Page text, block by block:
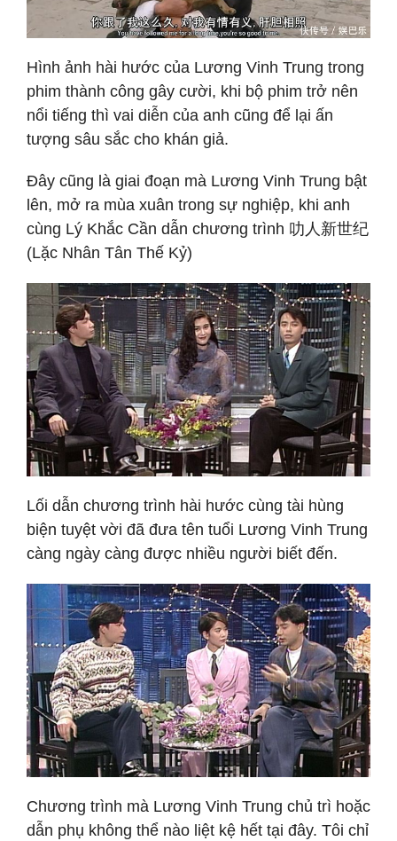
Hình ảnh hài hước của Lương Vinh Trung trong
phim thành công gây cười, khi bộ phim trở nên
nổi tiếng thì vai diễn của anh cũng để lại ấn
tượng sâu sắc cho khán giả.
Đây cũng là giai đoạn mà Lương Vinh Trung bật
lên, mở ra mùa xuân trong sự nghiệp, khi anh
cùng Lý Khắc Cần dẫn chương trình 叻人新世纪
(Lặc Nhân Tân Thế Kỷ)
Lối dẫn chương trình hài hước cùng tài hùng
biện tuyệt vời đã đưa tên tuổi Lương Vinh Trung
càng ngày càng được nhiều người biết đến.
Chương trình mà Lương Vinh Trung chủ trì hoặc
dẫn phụ không thể nào liệt kệ hết tại đây. Tôi chỉ